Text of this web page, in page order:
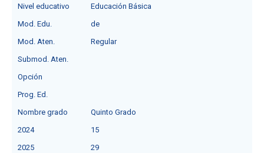
Nivel educativo
Educación Básica
Mod. Edu.
deㅤ
Mod. Aten.
Regular
Submod. Aten.
Opción
Prog. Ed.
Nombre grado
Quinto Grado
2024
15
2025
29